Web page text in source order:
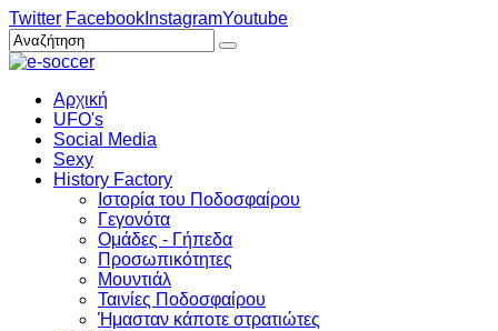
Twitter Facebook InstagramYoutube
Αρχική
UFO's
Social Media
Sexy
History Factory
Ιστορία του Ποδοσφαίρου
Γεγονότα
Ομάδες - Γήπεδα
Προσωπικότητες
Μουντιάλ
Ταινίες Ποδοσφαίρου
Ήμασταν κάποτε στρατιώτες